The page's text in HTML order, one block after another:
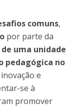
comuns,
por parte da
uma unidade
pedagógica no
e
se à
promover